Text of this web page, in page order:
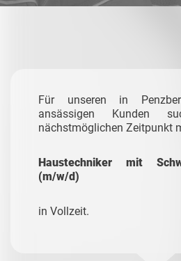
Für unseren in
ansässigen Kunden
nächstmöglichen Zeitpunkt
Haustechniker mit
(m/w/d)
in Vollzeit.